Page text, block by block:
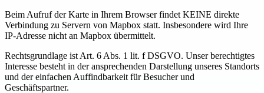
Beim Aufruf der Karte in Ihrem Browser findet KEINE direkte
Verbindung zu Servern von Mapbox statt. Insbesondere wird Ihre
IP-Adresse nicht an Mapbox übermittelt.
Rechtsgrundlage ist Art. 6 Abs. 1 lit. f DSGVO. Unser berechtigtes
Interesse besteht in der ansprechenden Darstellung unseres Standorts
und der einfachen Auffindbarkeit für Besucher und
Geschäftspartner.